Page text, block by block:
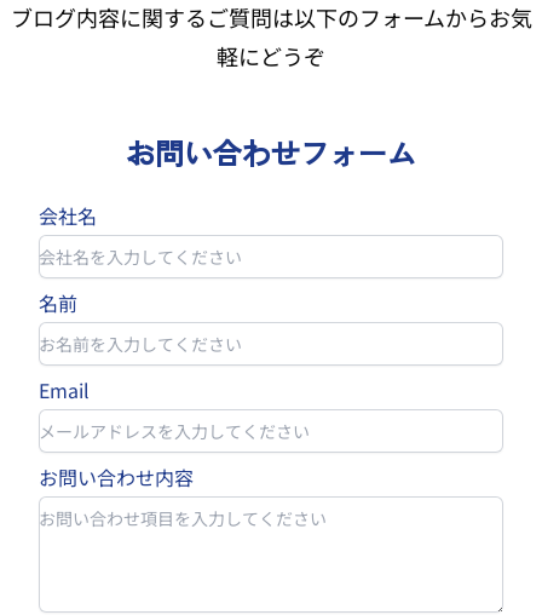
ブログ内容に関するご質問は以下のフォームからお気
軽にどうぞ
お問い合わせフォーム
会社名
名前
Email
お問い合わせ内容